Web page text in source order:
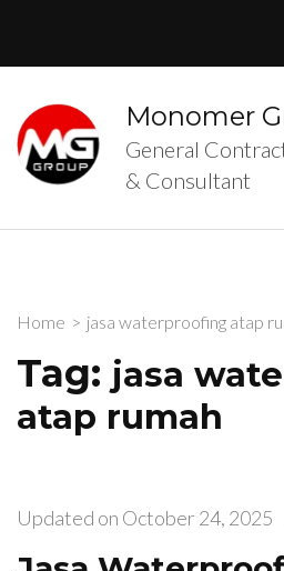
(Press
Enter)
Monomer
General
& Consultant
Home > jasa waterproofing atap
Tag: jasa
atap rumah
Updated on October 24, 2025